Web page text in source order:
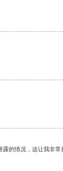
的情况，这让我非常